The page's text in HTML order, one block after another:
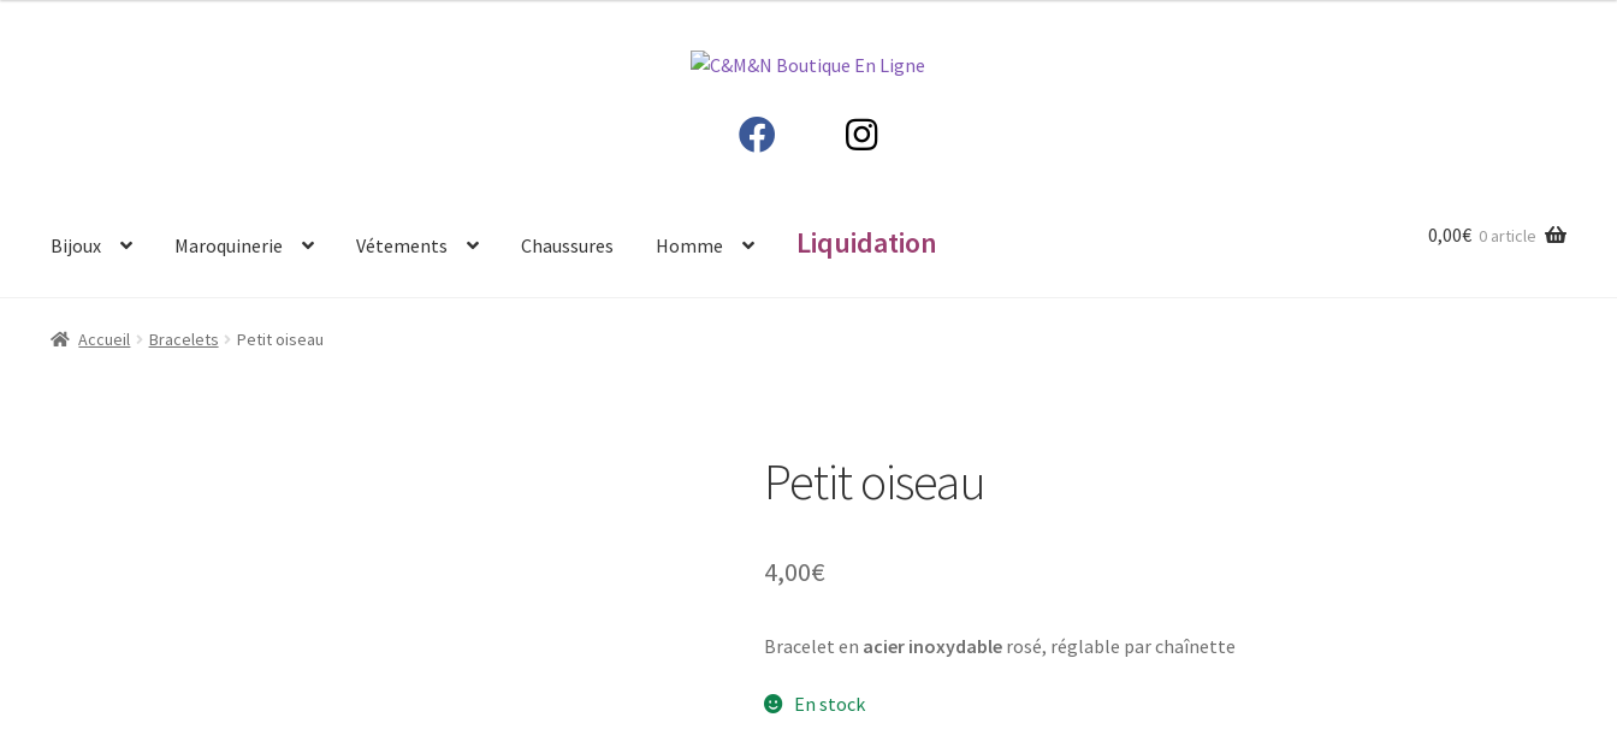
Bijoux Maroquinerie Vétements Chaussures Homme Liquidation 0,00€ 0 article
Accueil Bracelets Petit oiseau
Petit oiseau
4,00€
Bracelet en acier inoxydablerosé, réglable par chaînette
En stock